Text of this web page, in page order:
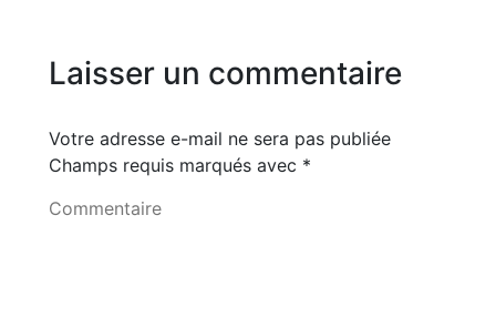
Laisser un commentaire
Votre adresse e-mail ne sera pas publiée
Champs requis marqués avec *
Commentaire